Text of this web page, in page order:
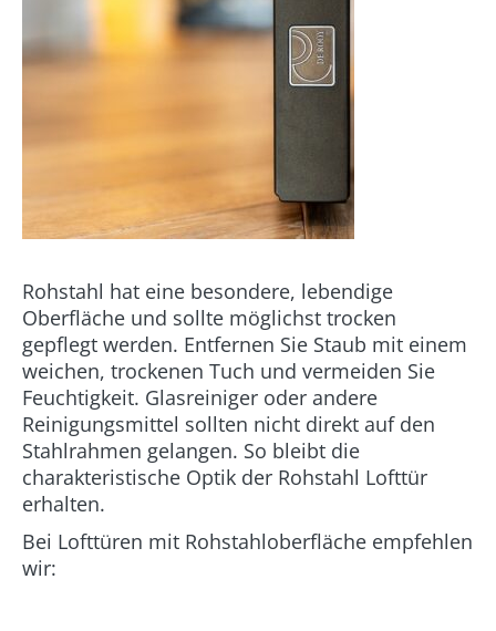
Rohstahl hat eine besondere, lebendige
Oberfläche und sollte möglichst trocken
gepflegt werden. Entfernen Sie Staub mit einem
weichen, trockenen Tuch und vermeiden Sie
Feuchtigkeit. Glasreiniger oder andere
Reinigungsmittel sollten nicht direkt auf den
Stahlrahmen gelangen. So bleibt die
charakteristische Optik der Rohstahl Lofttür
erhalten.
Bei Lofttüren mit Rohstahloberfläche empfehlen
wir: